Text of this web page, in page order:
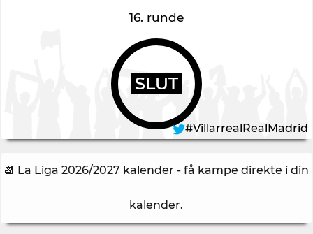
16. runde
SLUT
#VillarrealRealMadrid
📆 La Liga 2026/2027 kalender - få kampe direkte i din
kalender.